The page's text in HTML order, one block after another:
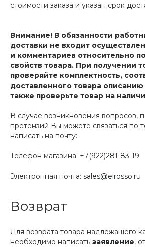
стоимости заказа и указан срок
Внимание! В обязанности
доставки не входит
и комментариев относительно
свойств товара. При получении
проверяйте комплектность,
доставленного товара
также проверьте товар на
В случае возникновения вопросов,
претензий Вы можете связаться по
написать на почту:
Телефон магазина: +7(922)281-83-19
Электронная почта: sales@elrosso.ru
Возврат
Для возврата товара надлежащего
необходимо написать заявление,